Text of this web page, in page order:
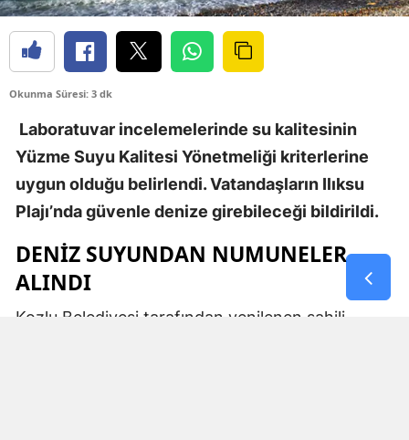
Okunma Süresi: 3 dk
Laboratuvar incelemelerinde su kalitesinin
Yüzme Suyu Kalitesi Yönetmeliği kriterlerine
uygun olduğu belirlendi. Vatandaşların Ilıksu
Plajı’nda güvenle denize girebileceği bildirildi.
DENİZ SUYUNDAN NUMUNELER
ALINDI
Kozlu Belediyesi tarafından yenilenen sahili,